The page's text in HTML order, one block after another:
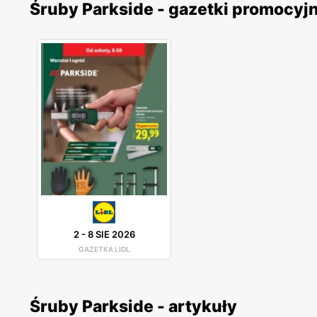
Śruby Parkside - gazetki
2-8 SIE 2026
GAZETKA LIDL
Śruby Parkside - artykuły